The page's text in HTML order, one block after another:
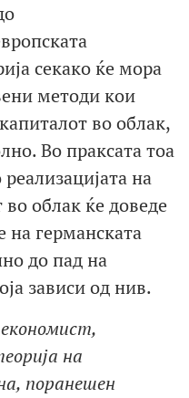
секако ќе мора
методи кои
во облак,
Во праксата тоа
на
облак ќе доведе
германската
до пад на
зависи од нив.
на
поранешен